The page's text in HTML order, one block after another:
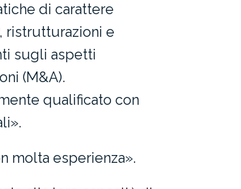
di carattere
ristrutturazioni e
sugli aspetti
(M&A).
qualificato con
molta esperienza».